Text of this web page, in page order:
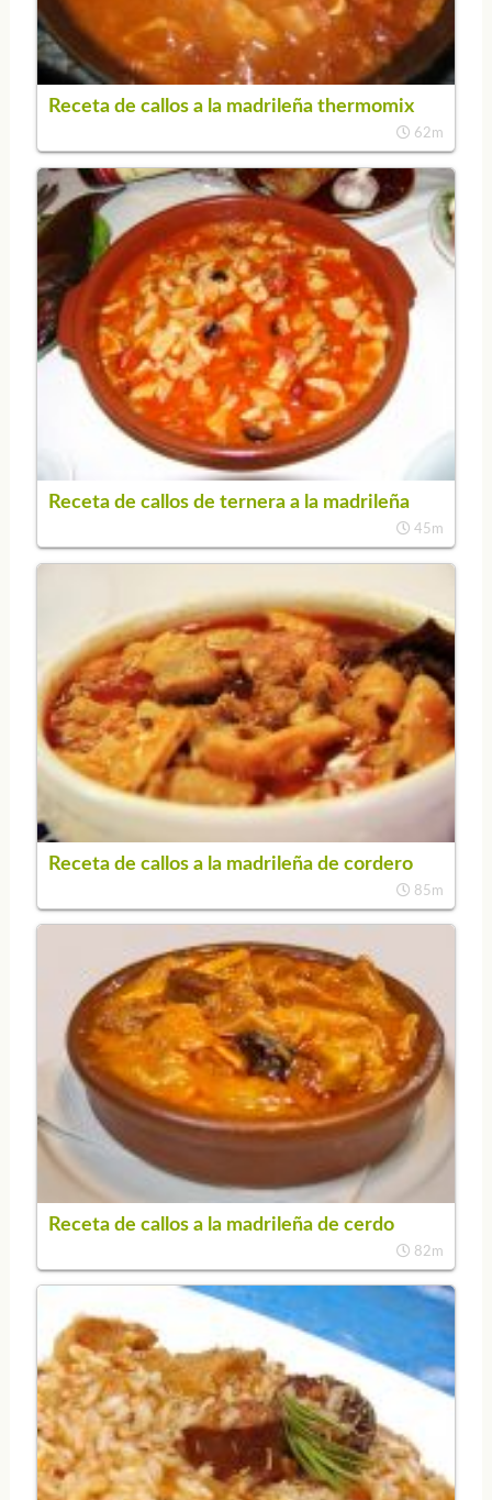
Receta de callos a la madrileña thermomix
62m
Receta de callos de ternera a la madrileña
45m
Receta de callos a la madrileña de cordero
85m
Receta de callos a la madrileña de cerdo
82m